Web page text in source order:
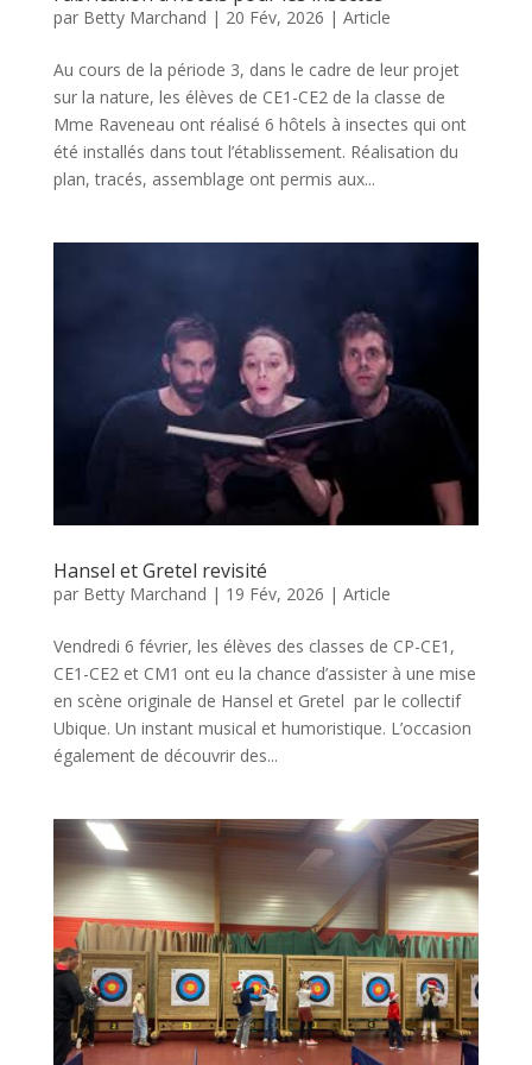
par Betty Marchand | 20 Fév, 2026 | Article
Au cours de la période 3, dans le cadre de leur projet
sur la nature, les élèves de CE1-CE2 de la classe de
Mme Raveneau ont réalisé 6 hôtels à insectes qui ont
été installés dans tout l’établissement. Réalisation du
plan, tracés, assemblage ont permis aux...
Hansel et Gretel revisité
par Betty Marchand | 19 Fév, 2026 | Article
Vendredi 6 février, les élèves des classes de CP-CE1,
CE1-CE2 et CM1 ont eu la chance d’assister à une mise
en scène originale de Hansel et Gretel par le collectif
Ubique. Un instant musical et humoristique. L’occasion
également de découvrir des...